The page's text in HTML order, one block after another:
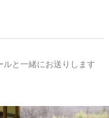
と一緒にお送りします